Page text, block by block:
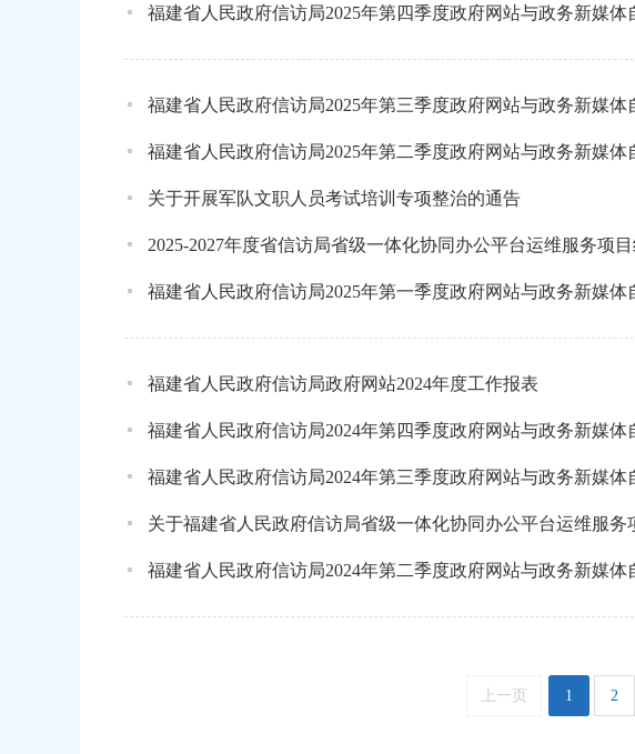
福建省人民政府信访局2025年第四季度政府网站与政务新媒体
福建省人民政府信访局2025年第三季度政府网站与政务新媒体
福建省人民政府信访局2025年第二季度政府网站与政务新媒体
关于开展军队文职人员考试培训专项整治的通告
2025-2027年度省信访局省级一体化协同办公平台运维服务项
福建省人民政府信访局2025年第一季度政府网站与政务新媒体
福建省人民政府信访局政府网站2024年度工作报表
福建省人民政府信访局2024年第四季度政府网站与政务新媒体
福建省人民政府信访局2024年第三季度政府网站与政务新媒体
关于福建省人民政府信访局省级一体化协同办公平台运维服务
福建省人民政府信访局2024年第二季度政府网站与政务新媒体
上一页 1 2